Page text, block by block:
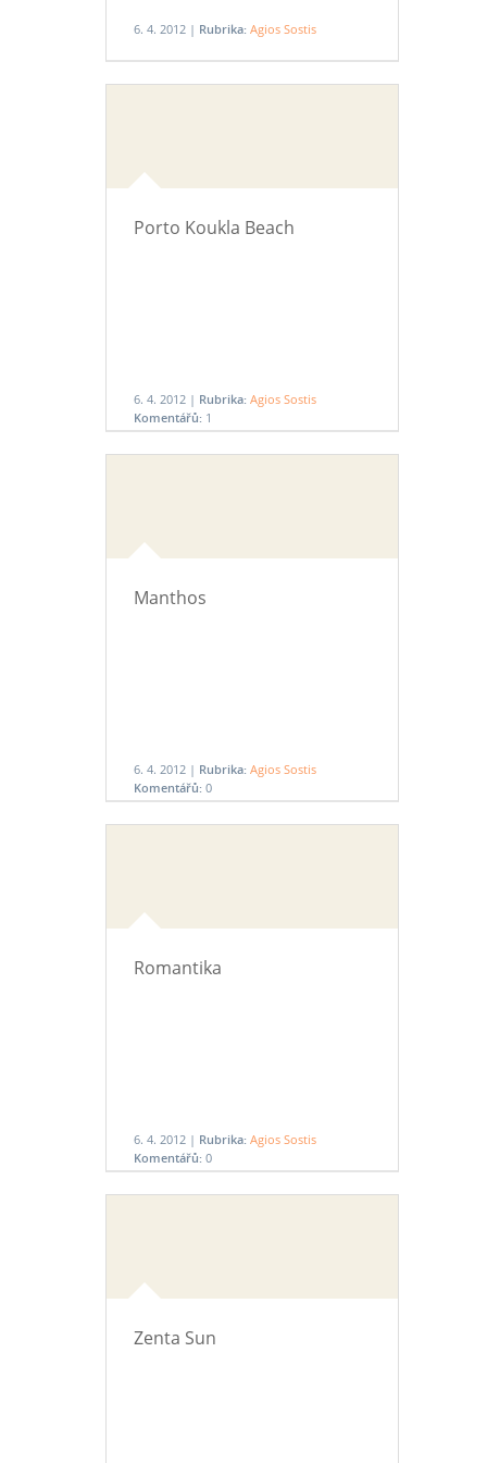
6. 4. 2012 | Rubrika: Agios Sostis
Porto Koukla Beach
6. 4. 2012 | Rubrika: Agios Sostis
Komentářů: 1
Manthos
6. 4. 2012 | Rubrika: Agios Sostis
Komentářů: 0
Romantika
6. 4. 2012 | Rubrika: Agios Sostis
Komentářů: 0
Zenta Sun